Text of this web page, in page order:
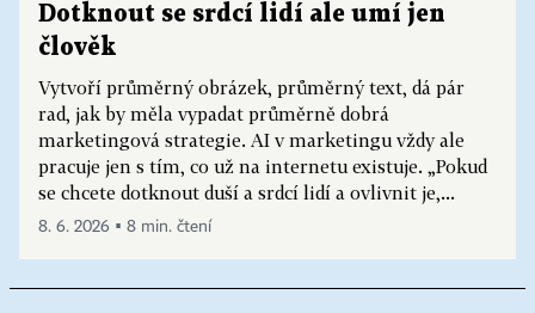
Dotknout se srdcí lidí ale umí jen
člověk
Vytvoří průměrný obrázek, průměrný text, dá pár
rad, jak by měla vypadat průměrně dobrá
marketingová strategie. AI v marketingu vždy ale
pracuje jen s tím, co už na internetu existuje. „Pokud
se chcete dotknout duší a srdcí lidí a ovlivnit je,...
8. 6. 2026 ▪ 8 min. čtení